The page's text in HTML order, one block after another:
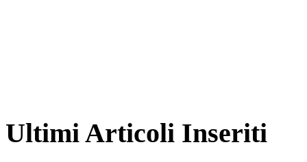
Ultimi Articoli Inseriti